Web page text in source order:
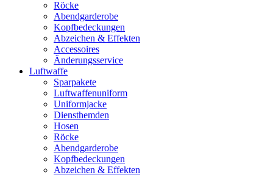
Röcke
Abendgarderobe
Kopfbedeckungen
Abzeichen & Effekten
Accessoires
Änderungsservice
Luftwaffe
Sparpakete
Luftwaffenuniform
Uniformjacke
Diensthemden
Hosen
Röcke
Abendgarderobe
Kopfbedeckungen
Abzeichen & Effekten